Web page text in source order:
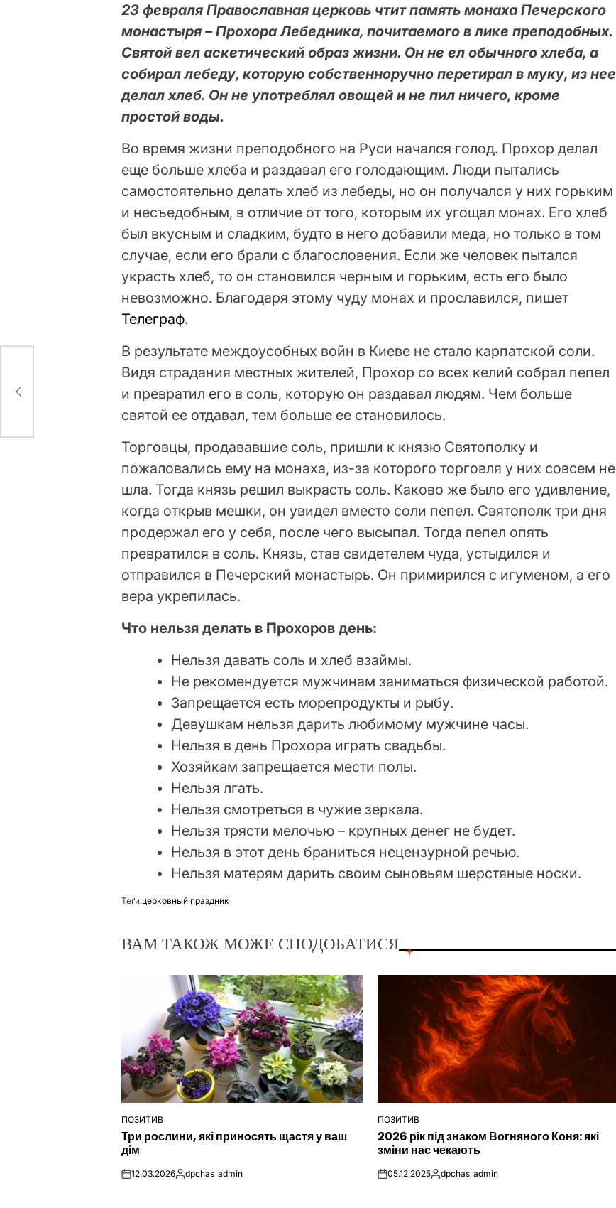
23 февраля Православная церковь чтит память монаха Печерского
монастыря – Прохора Лебедника, почитаемого в лике преподобных.
Святой вел аскетический образ жизни. Он не ел обычного хлеба, а
собирал лебеду, которую собственноручно перетирал в муку, из нее
делал хлеб. Он не употреблял овощей и не пил ничего, кроме
простой воды.
Во время жизни преподобного на Руси начался голод. Прохор делал
еще больше хлеба и раздавал его голодающим. Люди пытались
самостоятельно делать хлеб из лебеды, но он получался у них горьким
и несъедобным, в отличие от того, которым их угощал монах. Его хлеб
был вкусным и сладким, будто в него добавили меда, но только в том
случае, если его брали с благословения. Если же человек пытался
украсть хлеб, то он становился черным и горьким, есть его было
невозможно. Благодаря этому чуду монах и прославился, пишет
Телеграф.
В результате междоусобных войн в Киеве не стало карпатской соли.
Видя страдания местных жителей, Прохор со всех келий собрал пепел
и превратил его в соль, которую он раздавал людям. Чем больше
святой ее отдавал, тем больше ее становилось.
Торговцы, продававшие соль, пришли к князю Святополку и
пожаловались ему на монаха, из-за которого торговля у них совсем не
шла. Тогда князь решил выкрасть соль. Каково же было его удивление,
когда открыв мешки, он увидел вместо соли пепел. Святополк три дня
продержал его у себя, после чего высыпал. Тогда пепел опять
превратился в соль. Князь, став свидетелем чуда, устыдился и
отправился в Печерский монастырь. Он примирился с игуменом, а его
вера укрепилась.
Что нельзя делать в Прохоров день:
Нельзя давать соль и хлеб взаймы.
Не рекомендуется мужчинам заниматься физической работой.
Запрещается есть морепродукты и рыбу.
Девушкам нельзя дарить любимому мужчине часы.
Нельзя в день Прохора играть свадьбы.
Хозяйкам запрещается мести полы.
Нельзя лгать.
Нельзя смотреться в чужие зеркала.
Нельзя трясти мелочью – крупных денег не будет.
Нельзя в этот день браниться нецензурной речью.
Нельзя матерям дарить своим сыновьям шерстяные носки.
Теґи:церковный праздник
ВАМ ТАКОЖ МОЖЕ СПОДОБАТИСЯ
ОПУБЛІКУВАТИ
ПОЗИТИВ
Три рослини, які приносять щастя у ваш
дім
on12.03.2026Опубліковано
dpchas_admin
ОПУБЛІКУВАТИ
У
ПОЗИТИВ
2026 рік під знаком Вогняного Коня: які
зміни нас чекають
on05.12.2025Опубліковано
dpchas_admin